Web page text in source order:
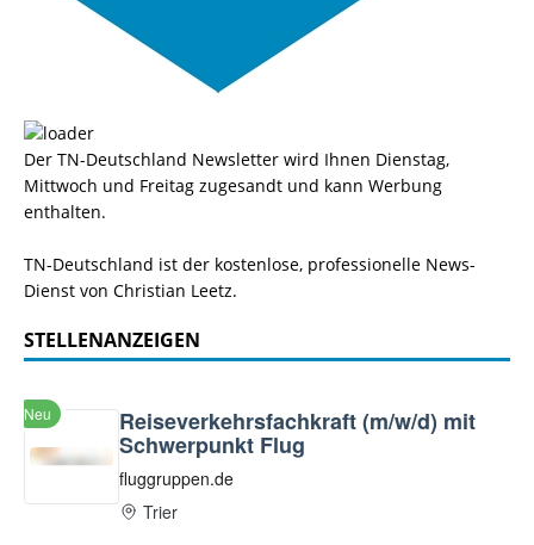
Der TN-Deutschland Newsletter wird Ihnen Dienstag,
Mittwoch und Freitag zugesandt und kann Werbung
enthalten.
TN-Deutschland ist der kostenlose, professionelle News-
Dienst von Christian Leetz.
STELLENANZEIGEN